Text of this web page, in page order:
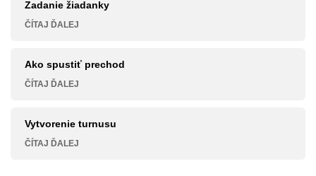
Zadanie žiadanky
ČÍTAJ ĎALEJ
Ako spustiť prechod
ČÍTAJ ĎALEJ
Vytvorenie turnusu
ČÍTAJ ĎALEJ